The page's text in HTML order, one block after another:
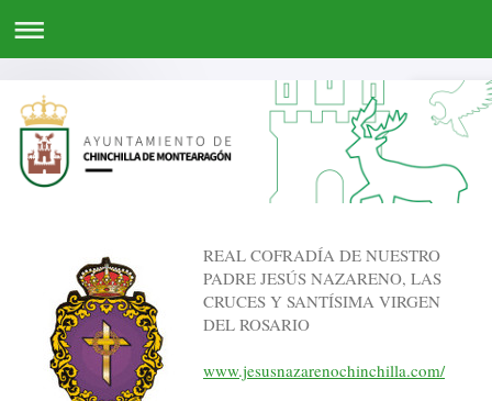
REAL COFRADÍA DE NUESTRO
PADRE JESÚS NAZARENO, LAS
CRUCES Y SANTÍSIMA VIRGEN
DEL ROSARIO
www.jesusnazarenochinchilla.com/